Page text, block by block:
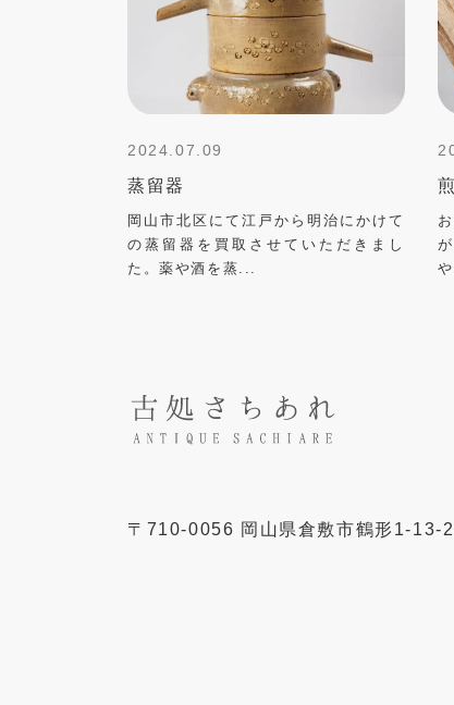
2024.07.09
蒸留器
岡山市北区にて江戸から明治にかけて
の蒸留器を買取させていただきまし
た。薬や酒を蒸...
〒 710-0056 岡山県倉敷市鶴形1-13-